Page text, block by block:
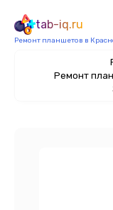
tab-iq.ru
Ремонт планшетов в
Ремонт